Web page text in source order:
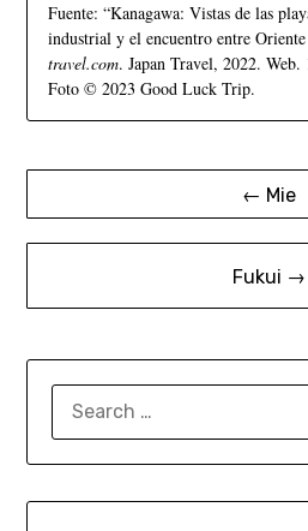
Fuente: “Kanagawa: Vistas de las
industrial y el encuentro entre
travel.com. Japan Travel, 2022. Web.
Foto © 2023 Good Luck Trip.
← Mie
Fukui →